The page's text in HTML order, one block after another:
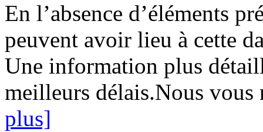
En l’absence d’éléments
peuvent avoir lieu à cette
Une information plus
meilleurs délais.Nous vous
plus]